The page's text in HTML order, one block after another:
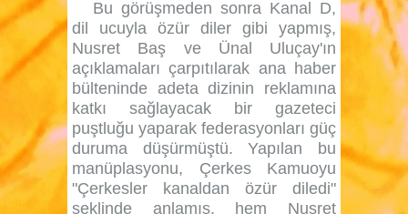
Bu görüşmeden sonra Kanal D,
dil ucuyla özür diler gibi yapmış,
Nusret Baş ve Ünal Uluçay'ın
açıklamaları çarpıtılarak ana haber
bülteninde adeta dizinin reklamına
katkı sağlayacak bir gazeteci
puştluğu yaparak federasyonları güç
duruma düşürmüştü. Yapılan bu
manüplasyonu, Çerkes Kamuoyu
"Çerkesler kanaldan özür diledi"
şeklinde anlamış, hem Nusret